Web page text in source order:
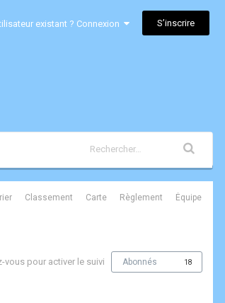
existant ? Connexion S’inscrire
Classement Carte Règlement Équipe
vous pour activer le suivi Abonnés 18